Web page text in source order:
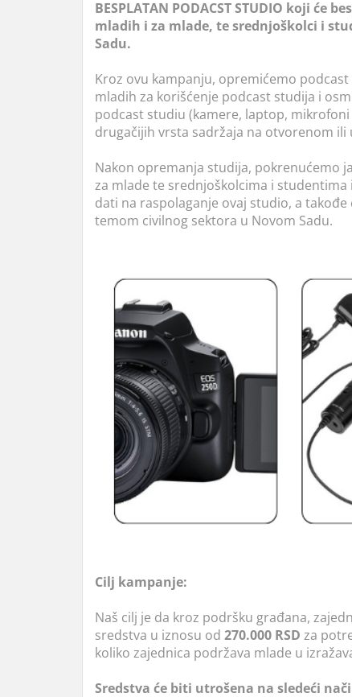
BESPLATAN PODACST STUDIO koji
mladih i za mlade, te srednjoškolci i
Sadu.
Kroz ovu kampanju, opremićemo
mladih za korišćenje podcast studija i
podcast studiu (kamere, laptop,
drugačijih vrsta sadržaja na otvorenom
Nakon opremanja studija, pokrenućemo
za mlade te srednjoškolcima i
dati na raspolaganje ovaj studio, a
temom civilnog sektora u Novom Sadu.
Cilj kampanje:
Naš cilj je da kroz podršku građana,
sredstva u iznosu od 270.000 RSD za
koliko zajednica podržava mlade u
Sredstva će biti utrošena na sledeći